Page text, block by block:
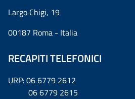
Largo Chigi, 19
00187 Roma - Italia
RECAPITI TELEFONICI
URP: 06 6779 2612
06 6779 2615